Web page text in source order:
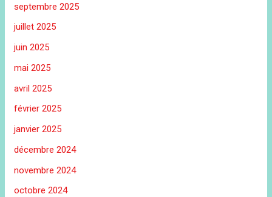
septembre 2025
juillet 2025
juin 2025
mai 2025
avril 2025
février 2025
janvier 2025
décembre 2024
novembre 2024
octobre 2024